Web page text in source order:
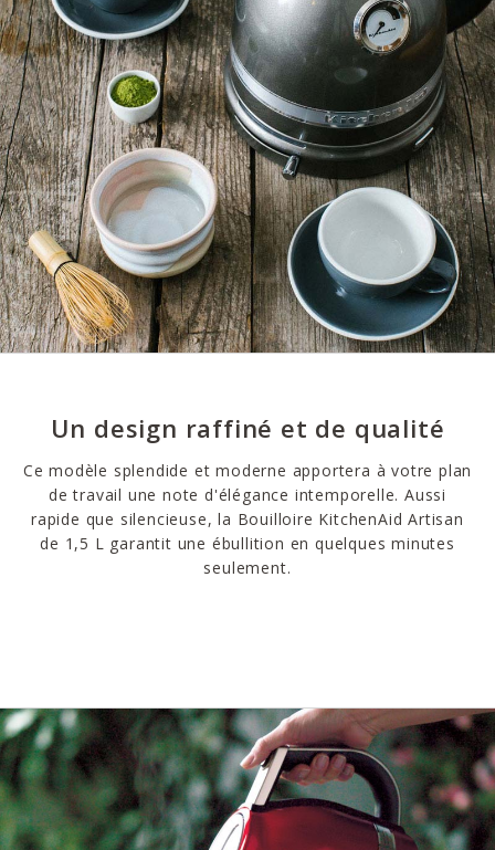
Un design raffiné et de qualité
Ce modèle splendide et moderne apportera à votre plan
de travail une note d'élégance intemporelle. Aussi
rapide que silencieuse, la Bouilloire KitchenAid Artisan
de 1,5 L garantit une ébullition en quelques minutes
seulement.